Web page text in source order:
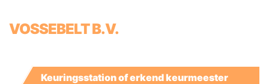
VOSSEBELT B.V.
Keuringsstation of erkend keurmeester